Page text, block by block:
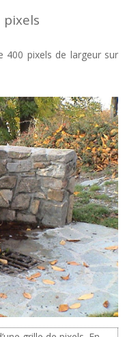
pixels
400 pixels de largeur sur